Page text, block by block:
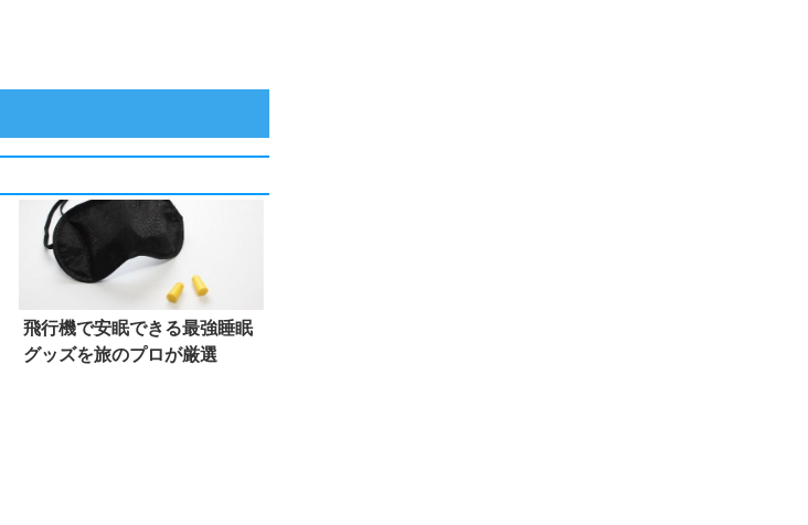
飛行機で安眠できる最強睡眠
グッズを旅のプロが厳選